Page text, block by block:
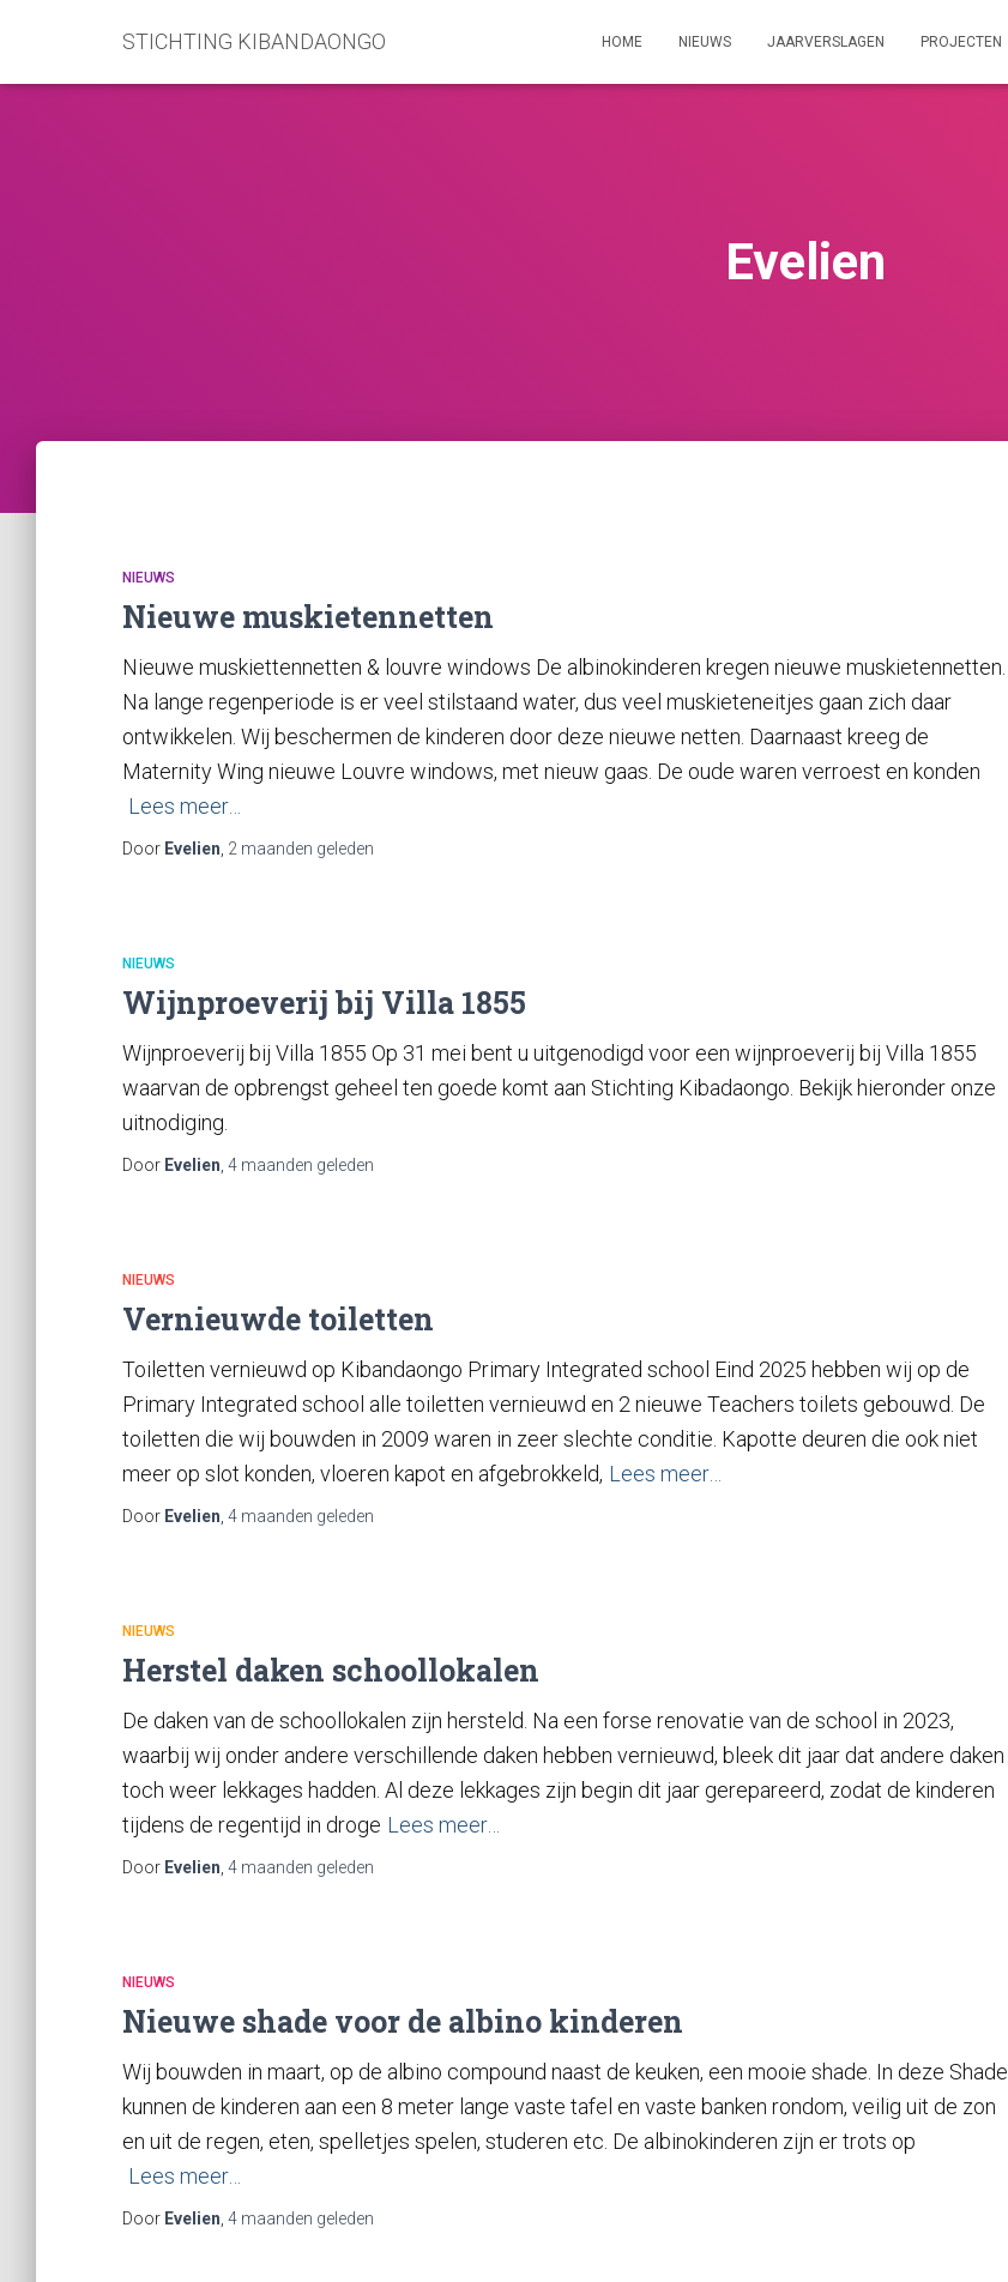
STICHTING KIBANDAONGO HOME NIEUWS JAARVERSLAGEN PROJECTEN
Evelien
NIEUWS
Nieuwe muskietennetten
Nieuwe muskiettennetten & louvre windows De albinokinderen kregen nieuwe muskietennetten.
Na lange regenperiode is er veel stilstaand water, dus veel muskieteneitjes gaan zich daar
ontwikkelen. Wij beschermen de kinderen door deze nieuwe netten. Daarnaast kreeg de
Maternity Wing nieuwe Louvre windows, met nieuw gaas. De oude waren verroest en konden
Lees meer…
Door Evelien 2 maanden geleden
NIEUWS
Wijnproeverij bij Villa 1855
Wijnproeverij bij Villa 1855 Op 31 mei bent u uitgenodigd voor een wijnproeverij bij Villa 1855
waarvan de opbrengst geheel ten goede komt aan Stichting Kibadaongo. Bekijk hieronder onze
uitnodiging.
Door Evelien 4 maanden geleden
NIEUWS
Vernieuwde toiletten
Toiletten vernieuwd op Kibandaongo Primary Integrated school Eind 2025 hebben wij op de
Primary Integrated school alle toiletten vernieuwd en 2 nieuwe Teachers toilets gebouwd. De
toiletten die wij bouwden in 2009 waren in zeer slechte conditie. Kapotte deuren die ook niet
meer op slot konden, vloeren kapot en afgebrokkeld, Lees meer…
Door Evelien 4 maanden geleden
NIEUWS
Herstel daken schoollokalen
De daken van de schoollokalen zijn hersteld. Na een forse renovatie van de school in 2023,
waarbij wij onder andere verschillende daken hebben vernieuwd, bleek dit jaar dat andere daken
toch weer lekkages hadden. Al deze lekkages zijn begin dit jaar gerepareerd, zodat de kinderen
tijdens de regentijd in droge Lees meer…
Door Evelien 4 maanden geleden
NIEUWS
Nieuwe shade voor de albino kinderen
Wij bouwden in maart, op de albino compound naast de keuken, een mooie shade. In deze Shade
kunnen de kinderen aan een 8 meter lange vaste tafel en vaste banken rondom, veilig uit de zon
en uit de regen, eten, spelletjes spelen, studeren etc. De albinokinderen zijn er trots op
Lees meer…
Door Evelien 4 maanden geleden